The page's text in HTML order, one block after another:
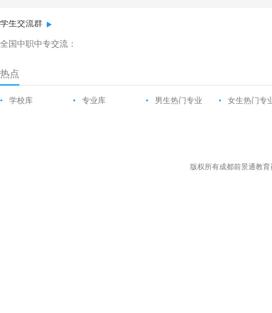
学生交流群
全国中职中专交流：
热点
• 学校库 • 专业库 • 男生热门专业 • 女生热门专
版权所有成都前景通教